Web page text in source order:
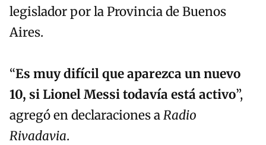
legislador por la Provincia de Buenos
Aires.
“Es muy difícil que aparezca un nuevo
10, si Lionel Messi todavía está activo”,
agregó en declaraciones aRadio
Rivadavia.